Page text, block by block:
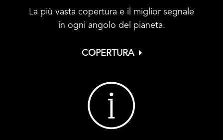
La più vasta copertura e il miglior segnale
in ogni angolo del pianeta.
COPERTURA